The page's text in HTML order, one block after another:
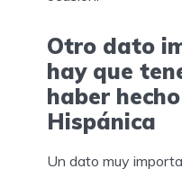
Otro dato
hay que
haber
Hispánica
Un dato muy